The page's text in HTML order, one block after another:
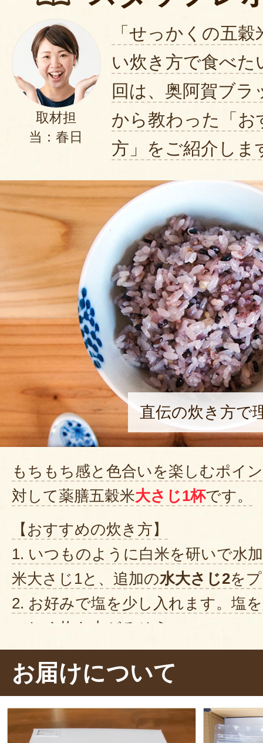
取材担
当：春日
「せっかくの五
い炊き方で食べた
回は、奥阿賀ブラ
から教わった「お
方」をご紹介しま
直伝の炊き方で
もちもち感と色合いを楽しむポイ
対して薬膳五穀米大さじ1杯です。
【おすすめの炊き方】
1. いつものように白米を研いで水
米大さじ1と、追加の水大さじ2を
2. お好みで塩を少し入れます。塩
いしく炊き上がるそう。
3. 軽く混ぜ合わせたら、5時間以上
てから炊飯。
お米全体が
色鮮やかな桜色に染ま
お届けについて